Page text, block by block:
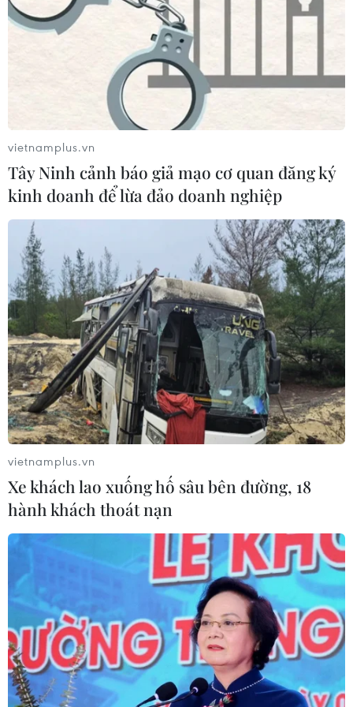
03/07/2026 00:12
Cục Điện ảnh nói gì về phim "Chiếc
kén" có Trương Ngọc Ánh
"Điểm neo" cho điện ảnh trước "cuộc
xâm lăng" của trí tuệ nhân tạo
01/07/2026 02:09
Viên đạn cuối cùng: Chuyện về tấm
HCV Olympic đầu tiên của thể thao
Việt Nam
30/06/2026 04:24
Nếu không được hỗ trợ đúng cách,
điện ảnh Việt có thể bị khán giả quay
lưng
lục doanh thu trong dòng phim tiểu
sử
29/06/2026 06:19
Dàn sao quốc tế hội tụ, dự khai mạc
Liên hoan phim Châu Á Đà Nẵng lần
thứ 4
vietnamplus.vn
Tây Ninh cảnh báo giả mạo cơ quan đăng ký
kinh doanh để lừa đảo doanh nghiệp
vietnamplus.vn
Xe khách lao xuống hố sâu bên đường, 18
hành khách thoát nạn